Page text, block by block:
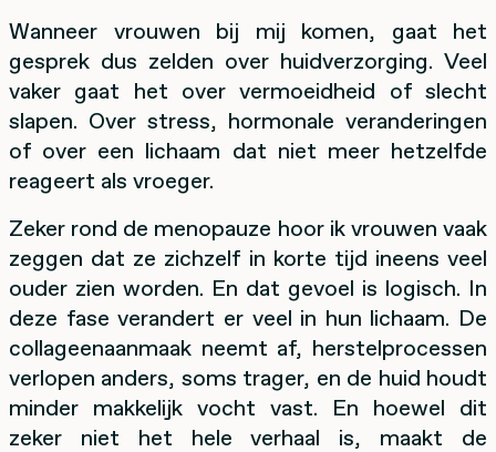
Wanneer vrouwen bij mij komen, gaat het
gesprek dus zelden over huidverzorging. Veel
vaker gaat het over vermoeidheid of slecht
slapen. Over stress, hormonale veranderingen
of over een lichaam dat niet meer hetzelfde
reageert als vroeger.
Zeker rond de menopauze hoor ik vrouwen vaak
zeggen dat ze zichzelf in korte tijd ineens veel
ouder zien worden. En dat gevoel is logisch. In
deze fase verandert er veel in hun lichaam. De
collageenaanmaak neemt af, herstelprocessen
verlopen anders, soms trager, en de huid houdt
minder makkelijk vocht vast. En hoewel dit
zeker niet het hele verhaal is, maakt de